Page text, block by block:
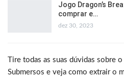
Jogo Dragon’s
comprar e…
dez 30, 2023
Tire todas as suas dúvidas sobre
Submersos e veja como extrair o